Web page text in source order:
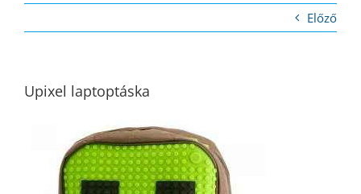
Előző
Upixel laptoptáska